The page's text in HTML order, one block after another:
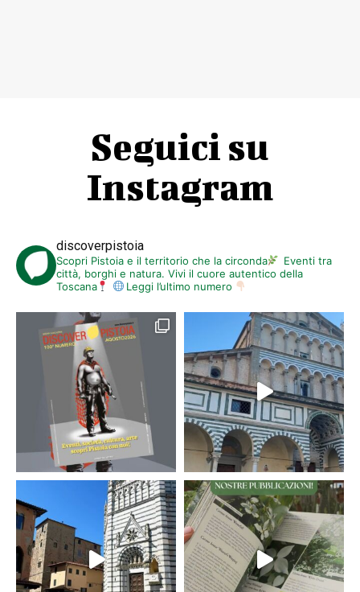
Seguici su
Instagram
discoverpistoia
Scopri Pistoia e il territorio che la circonda
Eventi tra
città, borghi e natura. Vivi il cuore autentico della
Toscana
Leggi l’ultimo numero